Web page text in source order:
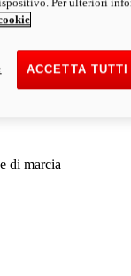
di marcia
€ i
di marcia
ACCETTA